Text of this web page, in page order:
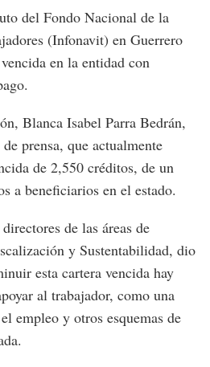
del Fondo Nacional de la
(Infonavit) en Guerrero
en la entidad con
Blanca Isabel Parra Bedrán,
prensa, que actualmente
de 2,550 créditos, de un
a beneficiarios en el estado.
de las áreas de
y Sustentabilidad, dio
esta cartera vencida hay
al trabajador, como una
empleo y otros esquemas de